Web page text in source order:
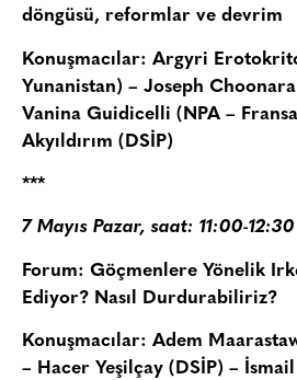
döngüsü, reformlar ve devrim
Konuşmacılar: Argyri
Yunanistan) – Joseph
Vanina Guidicelli (NPA –
Akyıldırım (DSİP)
***
7 Mayıs Pazar, saat: 11:00-12:30
Forum: Göçmenlere Yönelik
Ediyor? Nasıl Durdurabiliriz?
Konuşmacılar: Adem
– Hacer Yeşilçay (DSİP) –